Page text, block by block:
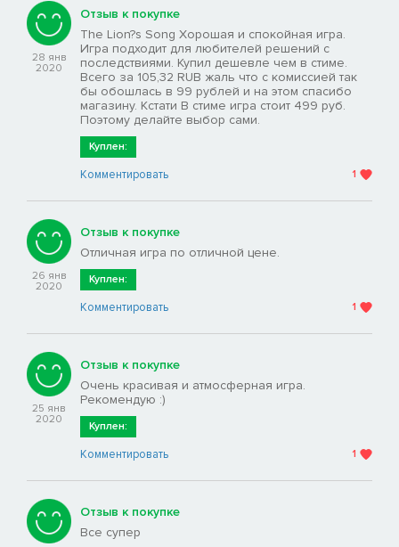
28 янв
2020
Отзыв к покупке
The Lion?s Song Хорошая и спокойная игра.
Игра подходит для любителей решений с
последствиями. Купил дешевле чем в стиме.
Всего за 105,32 RUB жаль что с комиссией так
бы обошлась в 99 рублей и на этом спасибо
магазину. Кстати В стиме игра стоит 499 руб.
Поэтому делайте выбор сами.
Куплен:
Комментировать 1
26 янв
2020
Отзыв к покупке
Отличная игра по отличной цене.
Куплен:
Комментировать 1
25 янв
2020
Отзыв к покупке
Очень красивая и атмосферная игра.
Рекомендую :)
Куплен:
Комментировать 1
Отзыв к покупке
Все супер